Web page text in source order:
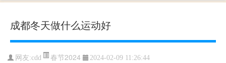
成都冬天做什么运动好
网友:cdd 春节2024 2024-02-09 11:26:44